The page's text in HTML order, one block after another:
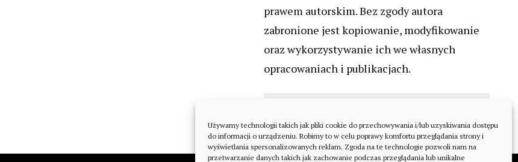
Używamy technologii takich jak pliki cookie do przechowywania i/lub uzyskiwania dostępu
do informacji o urządzeniu. Robimy to w celu poprawy komfortu przeglądania strony i
wyświetlania spersonalizowanych reklam. Zgoda na te technologie pozwoli nam na
przetwarzanie danych takich jak zachowanie podczas przeglądania lub unikalne
prawem autorskim. Bez zgody autora
zabronione jest kopiowanie, modyfikowanie
oraz wykorzystywanie ich we własnych
opracowaniach i publikacjach.